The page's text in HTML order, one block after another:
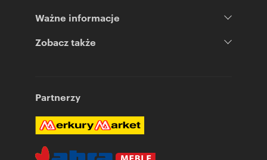
Ważne informacje
Zobacz także
Partnerzy